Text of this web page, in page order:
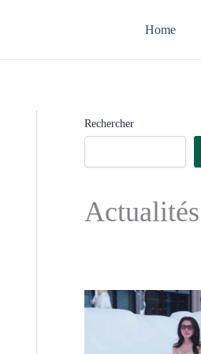
Home
Rechercher
Actualités